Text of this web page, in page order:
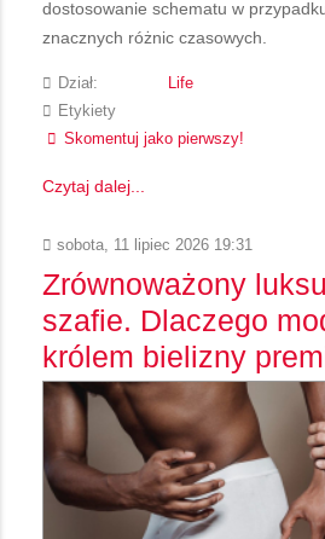
dostosowanie schematu w
znacznych różnic czasowych.
Dział:
Life
Etykiety
Skomentuj jako pierwszy!
Czytaj dalej...
sobota, 11 lipiec 2026 19:31
Zrównoważony
szafie. Dlaczego
królem bielizny